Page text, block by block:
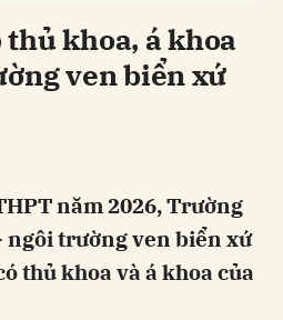
khoa, á khoa
ven biển xứ
năm 2026, Trường
ngôi trường ven biển xứ
thủ khoa và á khoa của
Hủy Gửi